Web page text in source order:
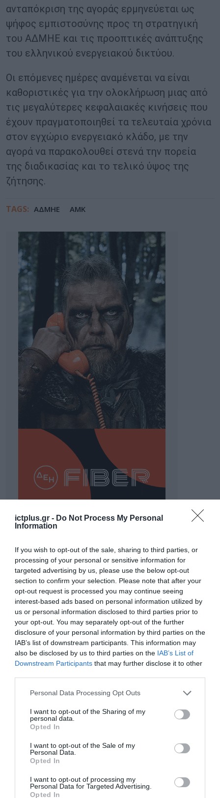
ictplus.gr - Do Not Process My Personal
Information
If you wish to opt-out of the sale, sharing to third parties, or
processing of your personal or sensitive information for
targeted advertising by us, please use the below opt-out
section to confirm your selection. Please note that after your
opt-out request is processed you may continue seeing
interest-based ads based on personal information utilized by
us or personal information disclosed to third parties prior to
your opt-out. You may separately opt-out of the further
disclosure of your personal information by third parties on the
IAB’s list of downstream participants. This information may
also be disclosed by us to third parties on the IAB’s List of
Downstream Participants that may further disclose it to other
Please note that this website/app uses one or more Google
not limited to your visit or usage behaviour. You may click to
grant or deny consent to Google and its third-party tags to
use your data for below specified purposes in below Google
consent section.
Personal Data Processing Opt Outs
I want to opt-out of the Sharing of my
personal data.
Opted In
I want to opt-out of the Sale of my
Personal Data.
Opted In
I want to opt-out of processing my
Personal Data for Targeted Advertising.
Opted In
ανταπόκριση της αγοράς ερμηνεύεται ως
ψήφος εμπιστοσύνης προς τη στρατηγική
του ΑΔΜΗΕ και τις προοπτικές ανάπτυξης
του ελληνικού ενεργειακού δικτύου.
Οι επόμενες ημέρες αναμένεται να είναι
καθοριστικές για την ολοκλήρωση μιας από
τις μεγαλύτερες κεφαλαιακές κινήσεις που
έχουν πραγματοποιηθεί τα τελευταία χρόνια
στον εγχώριο ενεργειακό κλάδο, με την
αγορά να παρακολουθεί στενά την πορεία
της διαδικασίας και το τελικό ύψος της
ζήτησης.
TAGS: ΑΔΜΗΕ ΑΜΚ
ΡΟΗ ΕΙΔΗΣΕΩΝ
Το χρηματοδοτούμενο
από την ΕΕ έργο “The
Gaming Police”
ενισχύει την ασφάλεια
των παιδιών στο
διαδίκτυο
31.07.2026
ΑΑΔΕ: Διευκρινίσεις
για τα πρόστιμα σε
παραβάσεις που
αφορούν τους ΦΗΜ
31.07.2026
Σ. Καλαφάτης: «Η
δεν είναι απλώς μια
μια νέα βιομηχανική
επανάσταση»
31.07.2026
Νέος οδηγός του ΕΚΤ
για τη χρηματοδότηση
των ελληνικών
επιχειρήσεων στον
31.07.2026
Η πιο ταξιδιάρικη